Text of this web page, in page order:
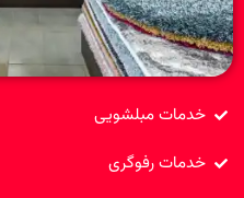
خدمات مبلشویی
خدمات رفوگری